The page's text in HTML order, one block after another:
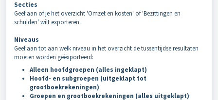
Secties
Geef aan of je het overzicht 'Omzet en kosten' of 'Bezittingen en
schulden' wilt exporteren.
Niveaus
Geef aan tot aan welk niveau in het overzicht de tussentijdse resultaten
moeten worden geëxporteerd:
Alleen hoofdgroepen (alles ingeklapt)
Hoofd- en subgroepen (uitgeklapt tot
grootboekrekeningen)
Groepen en grootboekrekeningen (alles uitgeklapt).